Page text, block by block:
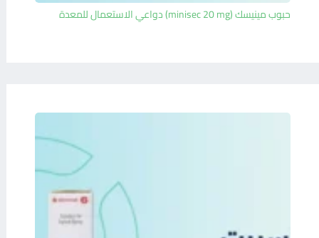
حبوب مينيسك (minisec 20 mg) دواعي الاستعمال للمعدة